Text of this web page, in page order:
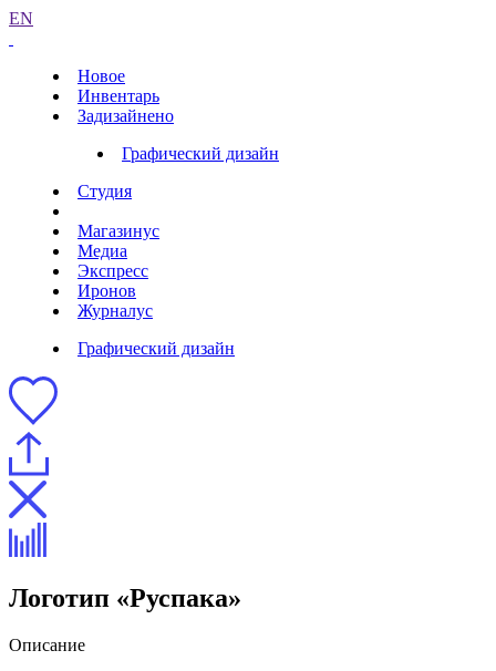
EN
Новое
Инвентарь
Задизайнено
Графический дизайн
Студия
Магазинус
Медиа
Экспресс
Иронов
Журналус
Графический дизайн
Логотип «Руспака»
Описание